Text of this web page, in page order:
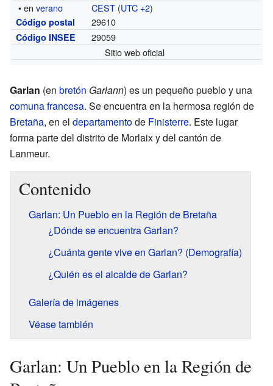
• enverano CEST (UTC +2)
Código postal 29610
Código INSEE
29059
Sitio web oficial
Garlan (en bretón Garlann) es un pequeño pueblo y una
comuna francesa. Se encuentra en la hermosa región de
Bretaña, en el departamentode Finisterre. Este lugar
forma parte del distrito de Morlaix y del cantón de
Lanmeur.
Contenido
Garlan: Un Pueblo en la Región de Bretaña
¿Dónde se encuentra Garlan?
¿Cuánta gente vive en Garlan? (Demografía)
¿Quién es el alcalde de Garlan?
Galería de imágenes
Véase también
Garlan: Un Pueblo en la Región de